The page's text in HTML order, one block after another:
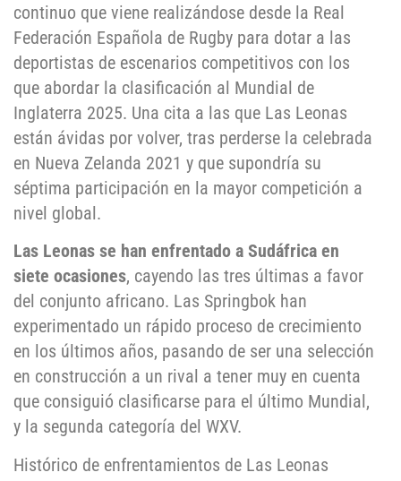
continuo que viene realizándose desde la Real
Federación Española de Rugby para dotar a las
deportistas de escenarios competitivos con los
que abordar la clasificación al Mundial de
Inglaterra 2025. Una cita a las que Las Leonas
están ávidas por volver, tras perderse la celebrada
en Nueva Zelanda 2021 y que supondría su
séptima participación en la mayor competición a
nivel global.
Las Leonas se han enfrentado a Sudáfrica en
siete ocasiones, cayendo las tres últimas a favor
del conjunto africano. Las Springbok han
experimentado un rápido proceso de crecimiento
en los últimos años, pasando de ser una selección
en construcción a un rival a tener muy en cuenta
que consiguió clasificarse para el último Mundial,
y la segunda categoría del WXV.
Histórico de enfrentamientos de Las Leonas